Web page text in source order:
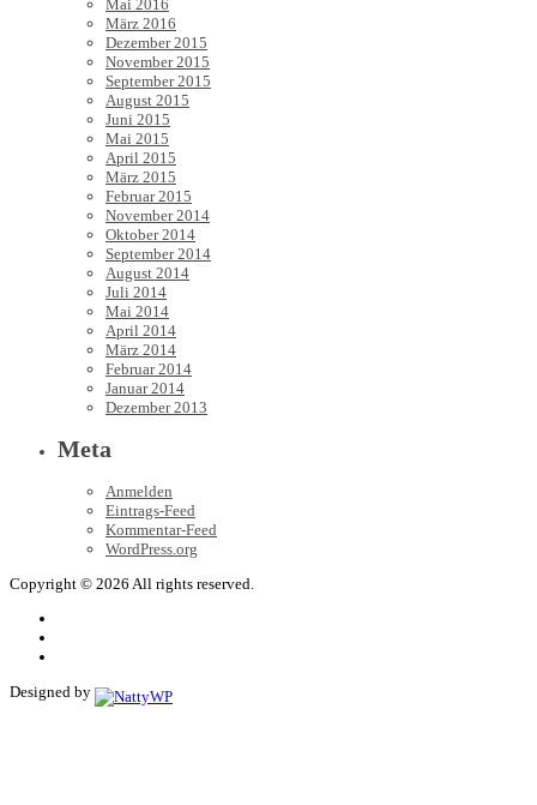
Mai 2016
März 2016
Dezember 2015
November 2015
September 2015
August 2015
Juni 2015
Mai 2015
April 2015
März 2015
Februar 2015
November 2014
Oktober 2014
September 2014
August 2014
Juli 2014
Mai 2014
April 2014
März 2014
Februar 2014
Januar 2014
Dezember 2013
Meta
Anmelden
Eintrags-Feed
Kommentar-Feed
WordPress.org
Copyright © 2026 All rights reserved.
Designed by